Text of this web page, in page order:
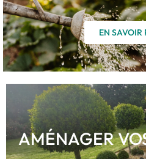
EN SAVOIR
AMÉNAGER